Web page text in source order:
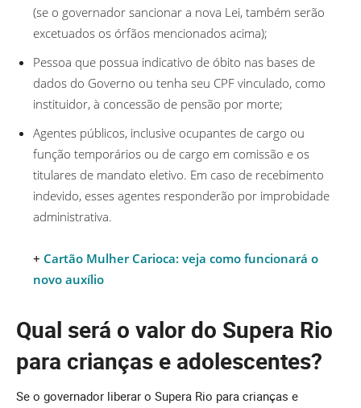
(se o governador sancionar a nova Lei, também serão
excetuados os órfãos mencionados acima);
Pessoa que possua indicativo de óbito nas bases de
dados do Governo ou tenha seu CPF vinculado, como
instituidor, à concessão de pensão por morte;
Agentes públicos, inclusive ocupantes de cargo ou
função temporários ou de cargo em comissão e os
titulares de mandato eletivo. Em caso de recebimento
indevido, esses agentes responderão por improbidade
administrativa.
+ Cartão Mulher Carioca: veja como funcionará o
novo auxílio
Qual será o valor do Supera Rio
para crianças e adolescentes?
Se o governador liberar o Supera Rio para crianças e